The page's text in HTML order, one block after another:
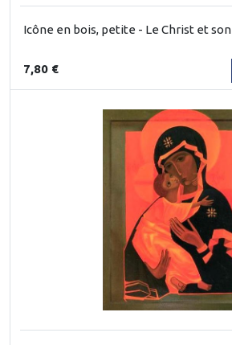
Icône en bois, petite - Le Christ et
7,80 €